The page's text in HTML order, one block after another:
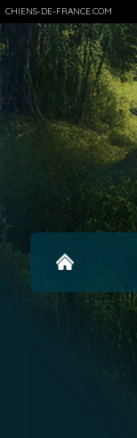
CHIENS-DE-FRANCE.COM